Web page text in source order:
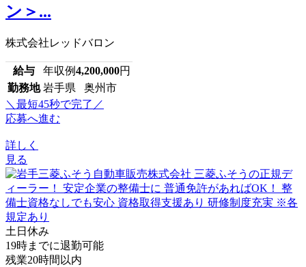
ン＞...
株式会社レッドバロン
給与 年収例4,200,000円
勤務地 岩手県 奥州市
＼最短45秒で完了／
応募へ進む
詳しく
見る
土日休み
19時までに退勤可能
残業20時間以内